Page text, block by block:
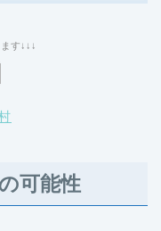
す↓↓↓
可能性